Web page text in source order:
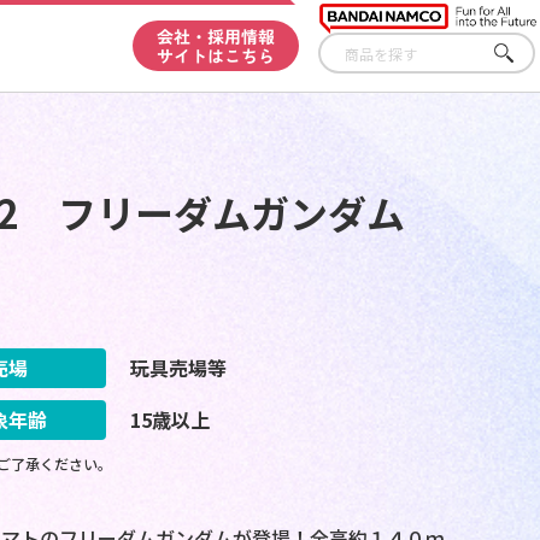
会社・採用情報
サイトはこちら
さが
す
フリーダムガンダム
場
玩具売場等
年齢
15歳以上
承ください。